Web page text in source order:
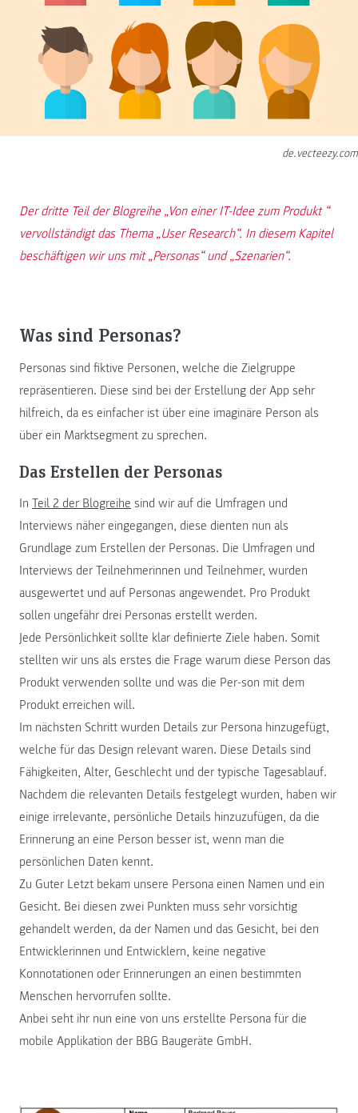
de.vecteezy.com
Der dritte Teil der Blogreihe „Von einer IT-Idee zum Produkt “
vervollständigt das Thema „User Research“. In diesem Kapitel
beschäftigen wir uns mit „Personas“ und „Szenarien“.
Was sind Personas?
Personas sind fiktive Personen, welche die Zielgruppe
repräsentieren. Diese sind bei der Erstellung der App sehr
hilfreich, da es einfacher ist über eine imaginäre Person als
über ein Marktsegment zu sprechen.
Das Erstellen der Personas
In Teil 2 der Blogreihe sind wir auf die Umfragen und
Interviews näher eingegangen, diese dienten nun als
Grundlage zum Erstellen der Personas. Die Umfragen und
Interviews der Teilnehmerinnen und Teilnehmer, wurden
ausgewertet und auf Personas angewendet. Pro Produkt
sollen ungefähr drei Personas erstellt werden.
Jede Persönlichkeit sollte klar definierte Ziele haben. Somit
stellten wir uns als erstes die Frage warum diese Person das
Produkt verwenden sollte und was die Per-son mit dem
Produkt erreichen will.
Im nächsten Schritt wurden Details zur Persona hinzugefügt,
welche für das Design relevant waren. Diese Details sind
Fähigkeiten, Alter, Geschlecht und der typische Tagesablauf.
Nachdem die relevanten Details festgelegt wurden, haben wir
einige irrelevante, persönliche Details hinzuzufügen, da die
Erinnerung an eine Person besser ist, wenn man die
persönlichen Daten kennt.
Zu Guter Letzt bekam unsere Persona einen Namen und ein
Gesicht. Bei diesen zwei Punkten muss sehr vorsichtig
gehandelt werden, da der Namen und das Gesicht, bei den
Entwicklerinnen und Entwicklern, keine negative
Konnotationen oder Erinnerungen an einen bestimmten
Menschen hervorrufen sollte.
Anbei seht ihr nun eine von uns erstellte Persona für die
mobile Applikation der BBG Baugeräte GmbH.